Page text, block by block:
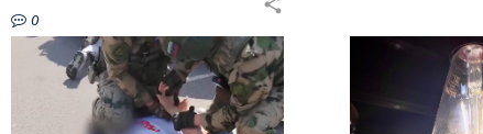
0